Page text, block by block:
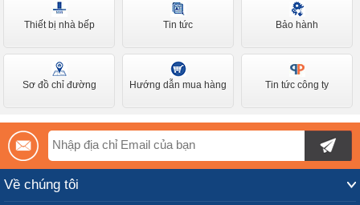
Thiết bị nhà bếp Tin tức Bảo hành
Sơ đồ chỉ đường Hướng dẫn mua hàng Tin tức công ty
Về chúng tôi